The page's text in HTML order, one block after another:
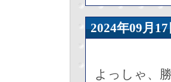
2024年09
よっしゃ、